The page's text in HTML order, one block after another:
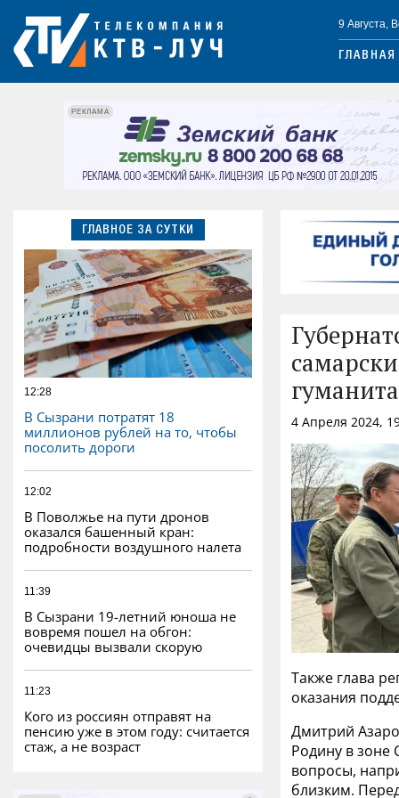
9 Августа,
ГЛАВНАЯ
РЕКЛАМА
ГЛАВНОЕ ЗА СУТКИ
12:28
В Сызрани потратят 18
миллионов рублей на то, чтобы
посолить дороги
12:02
В Поволжье на пути дронов
оказался башенный кран:
подробности воздушного налета
11:39
В Сызрани 19-летний юноша не
вовремя пошел на обгон:
очевидцы вызвали скорую
11:23
Кого из россиян отправят на
пенсию уже в этом году: считается
стаж, а не возраст
4 Апреля 2024,
Также глава
оказания
Дмитрий
Родину в зоне
вопросы,
близким.